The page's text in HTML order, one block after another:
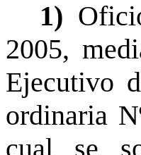
1)
2005,
Ejecutivo
ordinaria
cual se